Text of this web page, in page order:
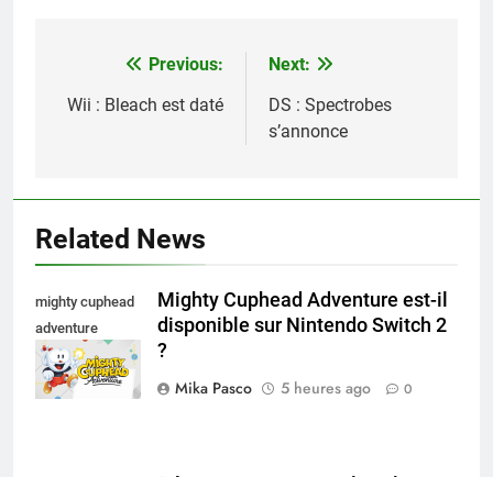
Navigation
de
Previous:
Wii : Bleach est daté
Next:
DS : Spectrobes
s’annonce
Related News
mighty cuphead
adventure
nintendo switch
Mighty Cuphead Adventure est-il
disponible sur Nintendo Switch 2
?
Mika Pasco
5 heures ago 0